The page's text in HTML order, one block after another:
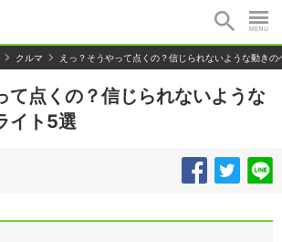
クルマ えっ？そうやって点くの？信じられないような動き
て点くの？信じられないような
イト5選